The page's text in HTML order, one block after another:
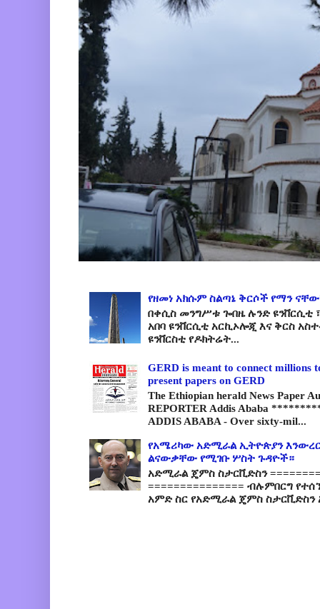
የዘመነ አክሱም ስልጣኔ ቅርሶች የማን
በቀሲስ መንግሥቱ ጐበዜ ሉንድ ዩንቨርሲቲ
አበባ ዩንቨርሲቲ አርኪኦሎጂ እና ቅርስ
ዩንቨርስቲ የዶክትሬት...
GERD is meant to connect millions
present papers on GERD
The Ethiopian herald News Paper
REPORTER Addis Ababa
ADDIS ABABA - Over sixty-mil...
የአሜሪካው አድሚራል ኢትዮጵያን
ልናውቃቸው የሚገቡ ሦስት ጉዳዮች።
አድሚራል ጄምስ ስታርቪድስን
=============== ብሉምበርግ
አምድ ስር የአድሚራል ጄምስ ስታርቪድስን